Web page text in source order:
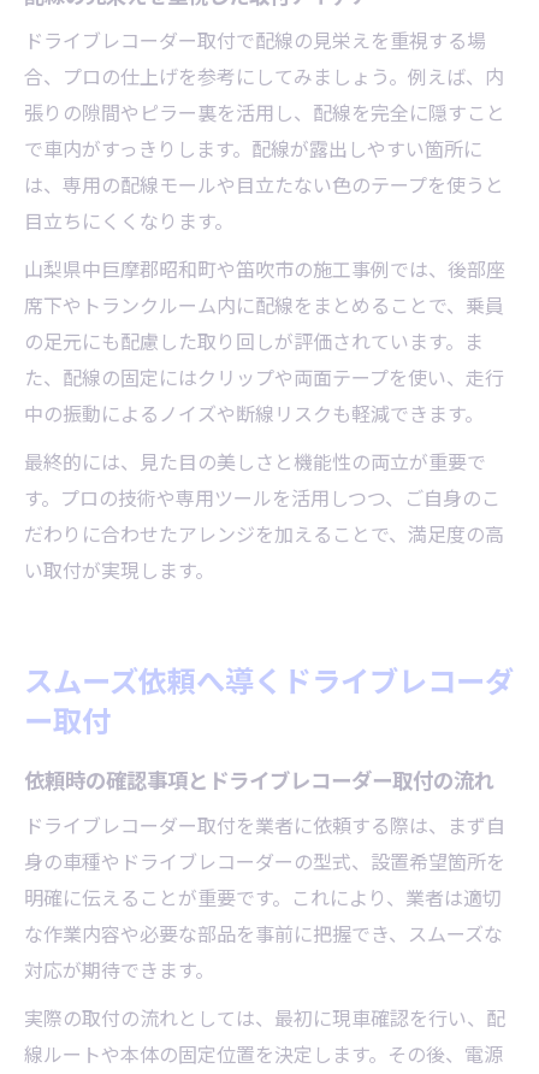
ドライブレコーダー取付で配線の見栄えを重視する場
合、プロの仕上げを参考にしてみましょう。例えば、内
張りの隙間やピラー裏を活用し、配線を完全に隠すこと
で車内がすっきりします。配線が露出しやすい箇所に
は、専用の配線モールや目立たない色のテープを使うと
目立ちにくくなります。
山梨県中巨摩郡昭和町や笛吹市の施工事例では、後部座
席下やトランクルーム内に配線をまとめることで、乗員
の足元にも配慮した取り回しが評価されています。ま
た、配線の固定にはクリップや両面テープを使い、走行
中の振動によるノイズや断線リスクも軽減できます。
最終的には、見た目の美しさと機能性の両立が重要で
す。プロの技術や専用ツールを活用しつつ、ご自身のこ
だわりに合わせたアレンジを加えることで、満足度の高
い取付が実現します。
スムーズ依頼へ導くドライブレコーダ
ー取付
依頼時の確認事項とドライブレコーダー取付の流れ
ドライブレコーダー取付を業者に依頼する際は、まず自
身の車種やドライブレコーダーの型式、設置希望箇所を
明確に伝えることが重要です。これにより、業者は適切
な作業内容や必要な部品を事前に把握でき、スムーズな
対応が期待できます。
実際の取付の流れとしては、最初に現車確認を行い、配
線ルートや本体の固定位置を決定します。その後、電源